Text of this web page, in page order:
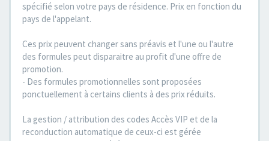
spécifié selon votre pays de résidence. Prix en fonction du
pays de l'appelant.
Ces prix peuvent changer sans préavis et l'une ou l'autre
des formules peut disparaitre au profit d'une offre de
promotion.
- Des formules promotionnelles sont proposées
ponctuellement à certains clients à des prix réduits.
La gestion / attribution des codes Accès VIP et de la
reconduction automatique de ceux-ci est gérée